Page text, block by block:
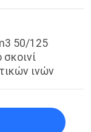
50/125
ινών